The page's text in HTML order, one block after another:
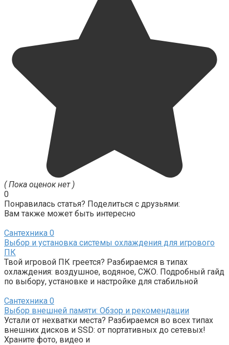
( Пока оценок нет )
0
Понравилась статья? Поделиться с друзьями:
Вам также может быть интересно
Сантехника 0
Выбор и установка системы охлаждения для игрового
ПК
Твой игровой ПК греется? Разбираемся в типах
охлаждения: воздушное, водяное, СЖО. Подробный гайд
по выбору, установке и настройке для стабильной
Сантехника 0
Выбор внешней памяти: Обзор и рекомендации
Устали от нехватки места? Разбираемся во всех типах
внешних дисков и SSD: от портативных до сетевых!
Храните фото, видео и